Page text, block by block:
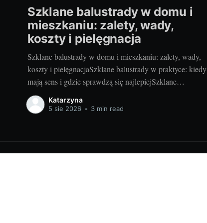
Szklane balustrady w domu i
mieszkaniu: zalety, wady,
koszty i pielęgnacja
Szklane balustrady w domu i mieszkaniu: zalety, wady,
koszty i pielęgnacjaSzklane balustrady w praktyce: kiedy
mają sens i gdzie sprawdzą się najlepiejSzklane
balustrady to sposób na więcej światła, lekkości i
nowoczesności bez rezygnacji z bezpieczeństwa. Lubię je
Katarzyna
5 sie 2026 • 3 min read